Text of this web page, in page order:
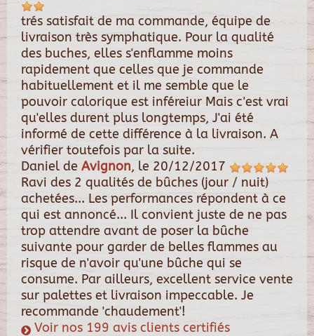
trés satisfait de ma commande, équipe de
livraison très symphatique. Pour la qualité
des buches, elles s'enflamme moins
rapidement que celles que je commande
habituellement et il me semble que le
pouvoir calorique est inféreiur Mais c'est vrai
qu'elles durent plus longtemps, J'ai été
informé de cette différence à la livraison. A
vérifier toutefois par la suite.
Daniel de Avignon, le 20/12/2017
Ravi des 2 qualités de bûches (jour / nuit)
achetées... Les performances répondent à ce
qui est annoncé... Il convient juste de ne pas
trop attendre avant de poser la bûche
suivante pour garder de belles flammes au
risque de n'avoir qu'une bûche qui se
consume. Par ailleurs, excellent service vente
sur palettes et livraison impeccable. Je
recommande 'chaudement'!
Voir nos 199 avis clients certifiés